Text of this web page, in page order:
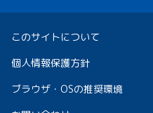
このサイトについて
個人情報保護方針
ブラウザ・OSの推奨環境